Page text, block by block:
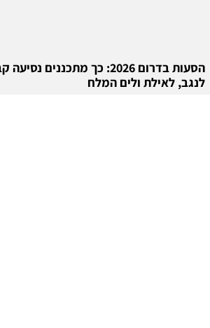
הסעות בדרום 2026: כך
לנגב, לאילת ולים המלח